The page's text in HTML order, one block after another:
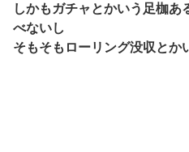
しかもガチャとかいう足枷
べないし
そもそもローリング没収とか